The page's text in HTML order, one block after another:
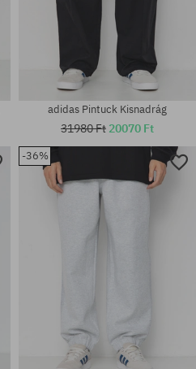
Elérhető méretek:
30; 32; 36
adidas Pintuck Kisnadrág
31980 Ft 20070 Ft
-36%